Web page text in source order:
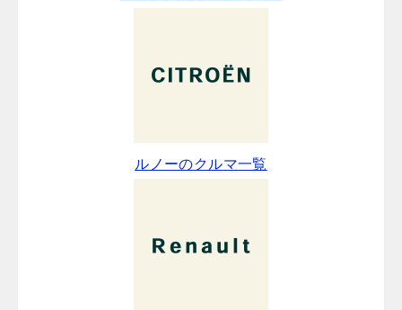
ルノーのクルマ一覧